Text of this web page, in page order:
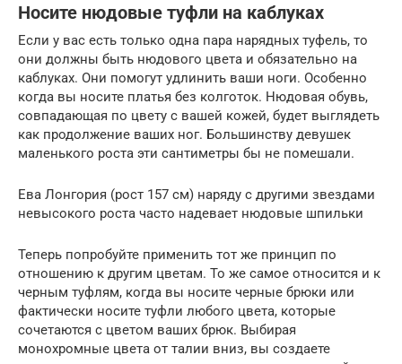
Носите нюдовые туфли на каблуках
Если у вас есть только одна пара нарядных туфель, то
они должны быть нюдового цвета и обязательно на
каблуках. Они помогут удлинить ваши ноги. Особенно
когда вы носите платья без колготок. Нюдовая обувь,
совпадающая по цвету с вашей кожей, будет выглядеть
как продолжение ваших ног. Большинству девушек
маленького роста эти сантиметры бы не помешали.
Ева Лонгория (рост 157 см) наряду с другими звездами
невысокого роста часто надевает нюдовые шпильки
Теперь попробуйте применить тот же принцип по
отношению к другим цветам. То же самое относится и к
черным туфлям, когда вы носите черные брюки или
фактически носите туфли любого цвета, которые
сочетаются с цветом ваших брюк. Выбирая
монохромные цвета от талии вниз, вы создаете